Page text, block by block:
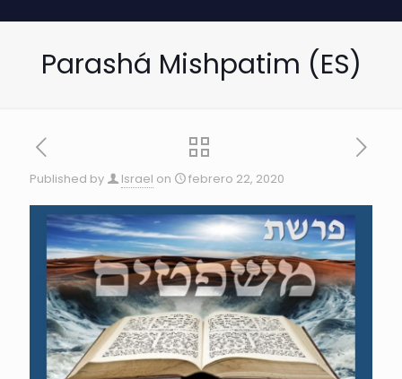
Parashá Mishpatim (ES)
Published by Israel on febrero 22, 2020